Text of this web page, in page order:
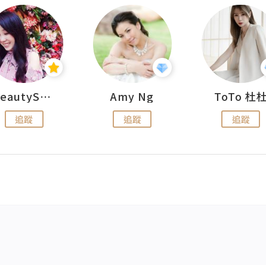
BeautySearch
追蹤
Amy Ng
追蹤
ToTo 杜
追蹤